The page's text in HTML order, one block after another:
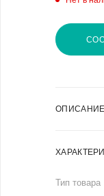
ОПИСАНИЕ
Тип товара